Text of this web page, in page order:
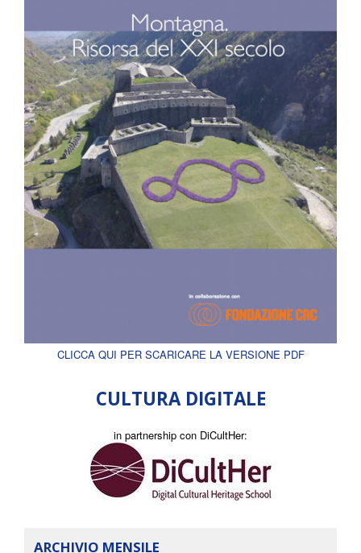
CLICCA QUI PER SCARICARE LA VERSIONE PDF
CULTURA DIGITALE
in partnership con DiCultHer:
ARCHIVIO MENSILE